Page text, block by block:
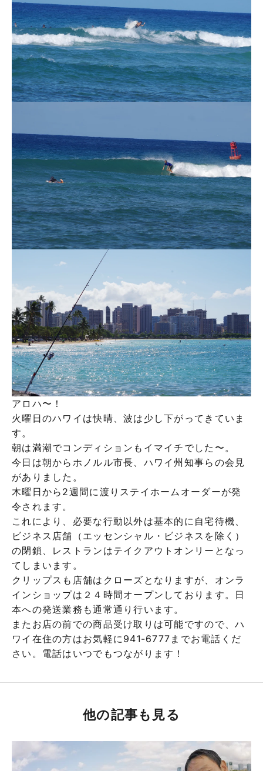
アロハ〜！
火曜日のハワイは快晴、波は少し下がってきていま
す。
朝は満潮でコンディションもイマイチでした〜。
今日は朝からホノルル市長、ハワイ州知事らの会見
がありました。
木曜日から2週間に渡りステイホームオーダーが発
令されます。
これにより、必要な行動以外は基本的に自宅待機、
ビジネス店舗（エッセンシャル・ビジネスを除く）
の閉鎖、レストランはテイクアウトオンリーとなっ
てしまいます。
クリップスも店舗はクローズとなりますが、オンラ
インショップは２４時間オープンしております。日
本への発送業務も通常通り行います。
またお店の前での商品受け取りは可能ですので、ハ
ワイ在住の方はお気軽に941-6777までお電話くだ
さい。電話はいつでもつながります！
他の記事も見る